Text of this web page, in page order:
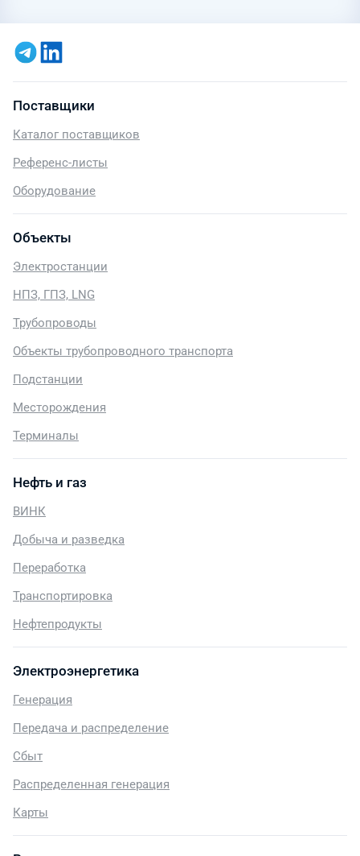
Поставщики
Каталог поставщиков
Референс-листы
Оборудование
Объекты
Электростанции
НПЗ, ГПЗ, LNG
Трубопроводы
Объекты трубопроводного транспорта
Подстанции
Месторождения
Терминалы
Нефть и газ
ВИНК
Добыча и разведка
Переработка
Транспортировка
Нефтепродукты
Электроэнергетика
Генерация
Передача и распределение
Сбыт
Распределенная генерация
Карты